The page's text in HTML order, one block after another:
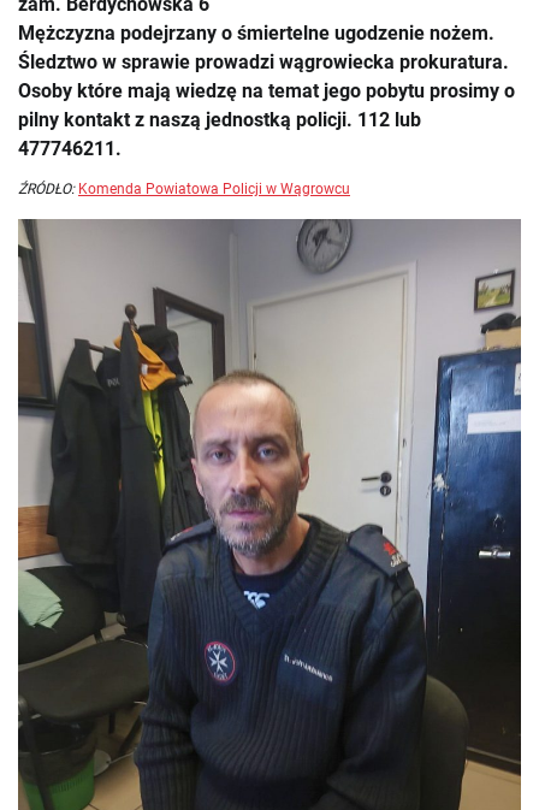
Mężczyzna podejrzany o śmiertelne ugodzenie nożem.
Śledztwo w sprawie prowadzi wągrowiecka prokuratura.
Osoby które mają wiedzę na temat jego pobytu prosimy o
pilny kontakt z naszą jednostką policji. 112 lub
477746211.
ŹRÓDŁO: Komenda Powiatowa Policji w Wągrowcu